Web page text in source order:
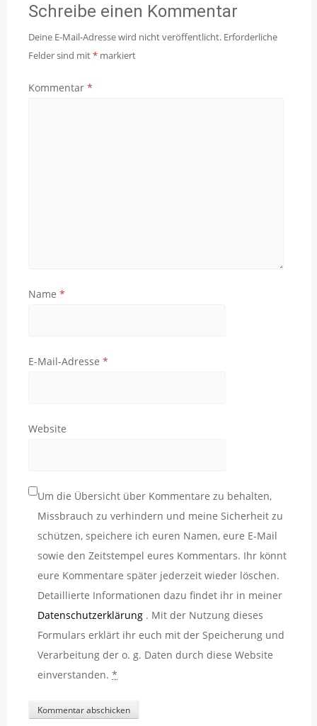
Schreibe einen Kommentar
Deine E-Mail-Adresse wird nicht veröffentlicht. Erforderliche
Felder sind mit* markiert
Kommentar *
Name *
E-Mail-Adresse *
Website
Um die Übersicht über Kommentare zu behalten,
Missbrauch zu verhindern und meine Sicherheit zu
schützen, speichere ich euren Namen, eure E-Mail
sowie den Zeitstempel eures Kommentars. Ihr könnt
eure Kommentare später jederzeit wieder löschen.
Detaillierte Informationen dazu findet ihr in meiner
Datenschutzerklärung . Mit der Nutzung dieses
Formulars erklärt ihr euch mit der Speicherung und
Verarbeitung der o. g. Daten durch diese Website
einverstanden. *